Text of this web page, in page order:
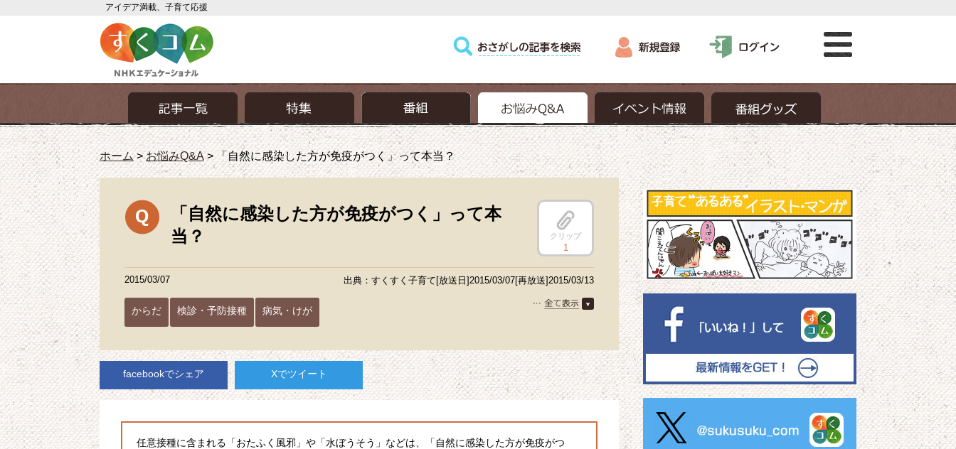
アイデア満載、子育て応援
ホーム>お悩みQ&A> 「自然に感染した方が免疫がつく」って本当？
「自然に感染した方が免疫がつく」って本
当？
クリップ
1
2015/03/07 出典：すくすく子育て[放送日]2015/03/07[再放送]2015/03/13
からだ 検診・予防接種 病気・けが
facebookでシェア Xでツイート
任意接種に含まれる「おたふく風邪」や「水ぼうそう」などは、「自然に感染した方が免疫がつ